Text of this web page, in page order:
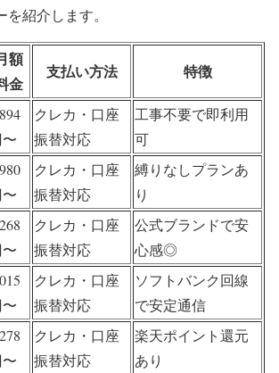
紹介します。
額
金
支払い方法 特徴
クレカ・口座
振替対応
工事不要で即利用
可
クレカ・口座
振替対応
縛りなしプランあ
り
クレカ・口座
振替対応
公式ブランドで安
心感◎
クレカ・口座
振替対応
ソフトバンク回線
で安定通信
クレカ・口座
振替対応
楽天ポイント還元
あり